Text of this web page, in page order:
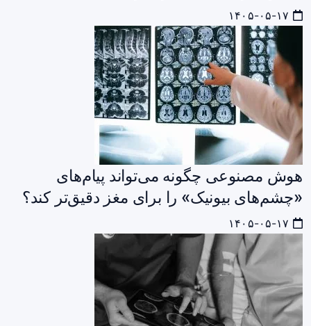
هوش مصنوعی چگونه می‌تواند پیام‌های
«چشم‌های بیونیک» را برای مغز دقیق‌تر کند؟